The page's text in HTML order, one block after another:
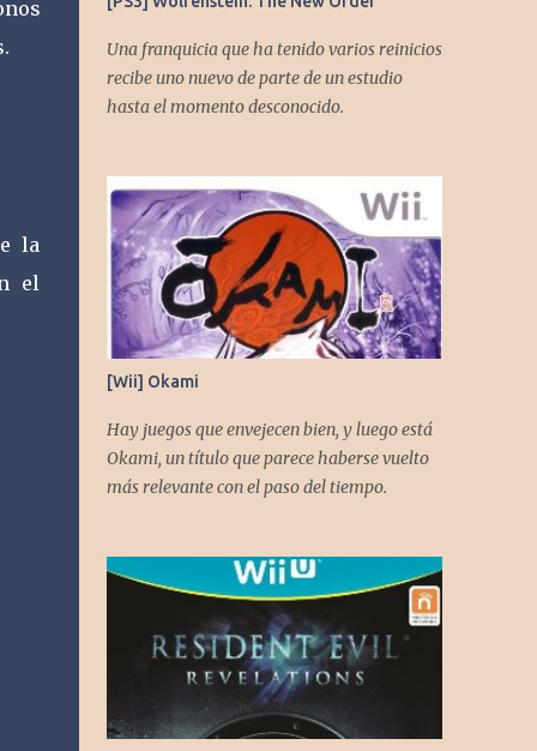
la
el
Una franquicia que ha tenido varios reinicios
recibe uno nuevo de parte de un estudio
hasta el momento desconocido.
[Wii] Okami
Hay juegos que envejecen bien, y luego está
Okami, un título que parece haberse vuelto
más relevante con el paso del tiempo.